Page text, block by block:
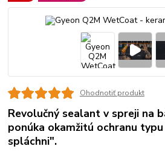
Ohodnotiť produkt
Revolučný sealant v spreji na
ponúka okamžitú ochranu
spláchni".